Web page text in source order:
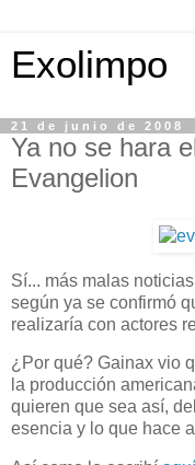
Exolimpo
21 de junio de 2008
Ya no se hara
Evangelion
Sí... más malas
según ya se confirmó
realizaría con actores
¿Por qué? Gainax vio
la producción
quieren que sea así,
esencia y lo que hace